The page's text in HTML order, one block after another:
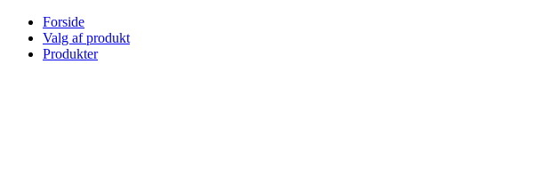
Skip
content
Forside
Valg af produkt
Produkter